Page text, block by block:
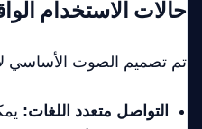
حالات الاستخدام
تم تصميم الصوت الأساسي
التواصل متعدد اللغات: